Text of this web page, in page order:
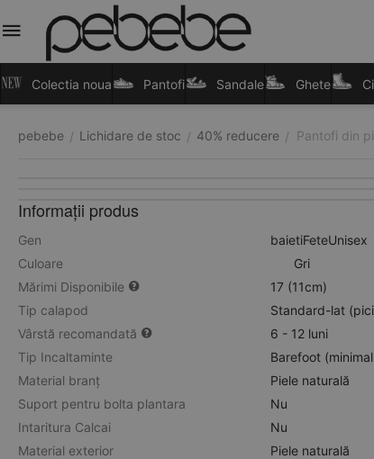
Colectia noua Pantofi Sandale Ghete
pebebe / Lichidare de stoc / 40% reducere / Pantofi din
Informații produs
Gen baietiFeteUnisex
Culoare
Gri
Mărimi Disponibile
17 (11cm)
Tip calapod
Standard-lat
Vârstă recomandată
6 - 12 luni
Tip Incaltaminte
Barefoot
Material branț
Piele naturală
Suport pentru bolta plantara
Nu
Intaritura Calcai
Nu
Material exterior
Piele naturală